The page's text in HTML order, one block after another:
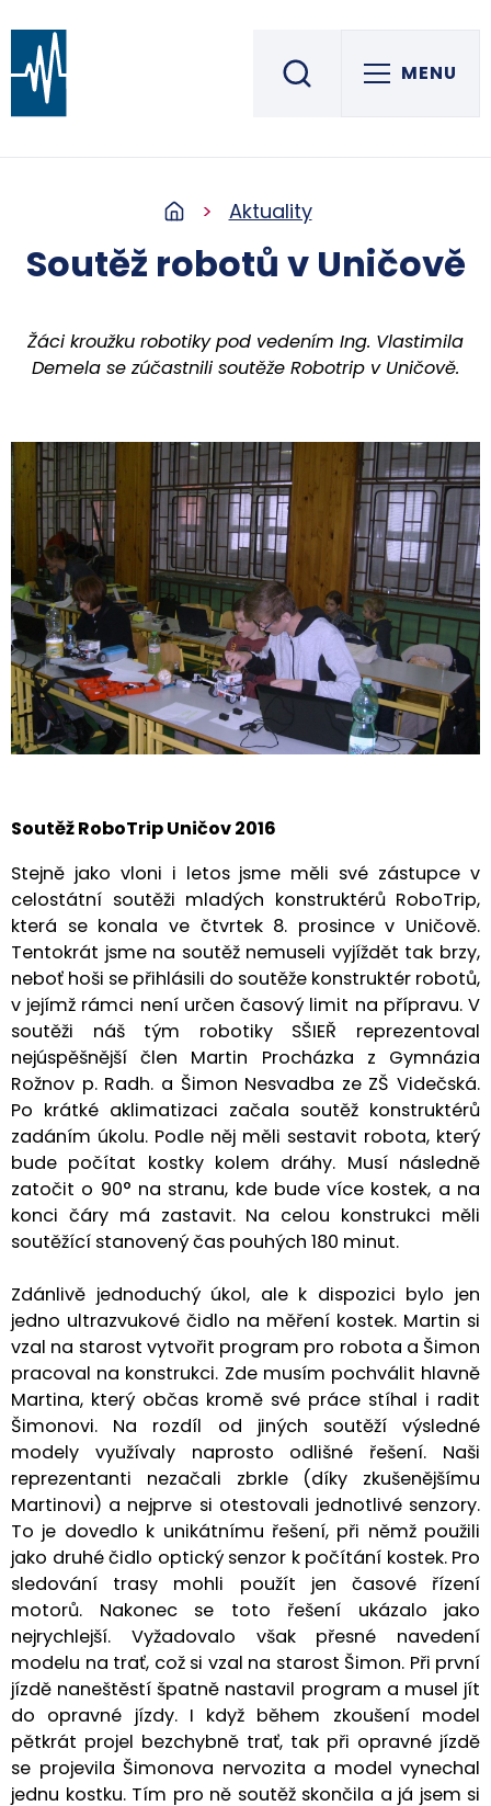
Střední škola informatiky, elektrotechniky a řemesel
ROŽNOV POD RADHOŠTĚM MENU
Aktuality
Soutěž robotů v Uničově
Žáci kroužku robotiky pod vedením Ing. Vlastimila
Demela se zúčastnili soutěže Robotrip v Uničově.
Soutěž RoboTrip Uničov 2016
Stejně jako vloni i letos jsme měli své zástupce v
celostátní soutěži mladých konstruktérů RoboTrip,
která se konala ve čtvrtek 8. prosince v Uničově.
Tentokrát jsme na soutěž nemuseli vyjíždět tak brzy,
neboť hoši se přihlásili do soutěže konstruktér robotů,
v jejímž rámci není určen časový limit na přípravu. V
soutěži náš tým robotiky SŠIEŘ reprezentoval
nejúspěšnější člen Martin Procházka z Gymnázia
Rožnov p. Radh. a Šimon Nesvadba ze ZŠ Videčská.
Po krátké aklimatizaci začala soutěž konstruktérů
zadáním úkolu. Podle něj měli sestavit robota, který
bude počítat kostky kolem dráhy. Musí následně
zatočit o 90° na stranu, kde bude více kostek, a na
konci čáry má zastavit. Na celou konstrukci měli
soutěžící stanovený čas pouhých 180 minut.
Zdánlivě jednoduchý úkol, ale k dispozici bylo jen
jedno ultrazvukové čidlo na měření kostek. Martin si
vzal na starost vytvořit program pro robota a Šimon
pracoval na konstrukci. Zde musím pochválit hlavně
Martina, který občas kromě své práce stíhal i radit
Šimonovi. Na rozdíl od jiných soutěží výsledné
modely využívaly naprosto odlišné řešení. Naši
reprezentanti nezačali zbrkle (díky zkušenějšímu
Martinovi) a nejprve si otestovali jednotlivé senzory.
To je dovedlo k unikátnímu řešení, při němž použili
jako druhé čidlo optický senzor k počítání kostek. Pro
sledování trasy mohli použít jen časové řízení
motorů. Nakonec se toto řešení ukázalo jako
nejrychlejší. Vyžadovalo však přesné navedení
modelu na trať, což si vzal na starost Šimon. Při první
jízdě naneštěstí špatně nastavil program a musel jít
do opravné jízdy. I když během zkoušení model
pětkrát projel bezchybně trať, tak při opravné jízdě
se projevila Šimonova nervozita a model vynechal
jednu kostku. Tím pro ně soutěž skončila a já jsem si